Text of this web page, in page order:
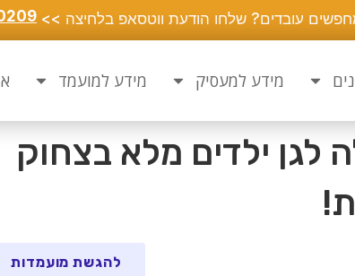
עובדים? שלחו הודעת ווטסאפ בלחיצה >>
מידע למעסיק מידע למועמד
לגן ילדים מלא בצחוק
להגשת מועמדות